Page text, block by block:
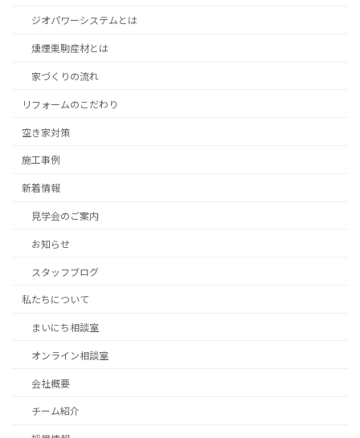
ジオパワーシステムとは
燻煙栗駒産材とは
家づくりの流れ
リフォームのこだわり
空き家対策
施工事例
新着情報
見学会のご案内
お知らせ
スタッフブログ
私たちについて
まいにち相談室
オンライン相談室
会社概要
チーム紹介